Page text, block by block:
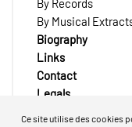
By Records
By Musical
Biography
Links
Contact
Legals
Ce site utilise des cookies